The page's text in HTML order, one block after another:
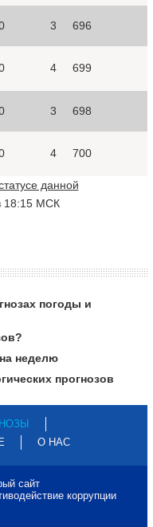
3 696
4 699
3 698
4 700
данной
18:15 МСК
погоды и
неделю
прогнозов
О НАС
сайт
коррупции